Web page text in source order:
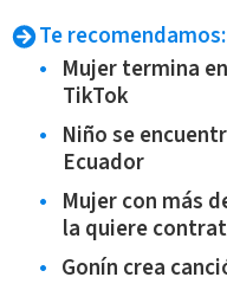
Te recomendamos:
Mujer termina
TikTok
Niño se
Ecuador
Mujer con más
la quiere
Gonín crea